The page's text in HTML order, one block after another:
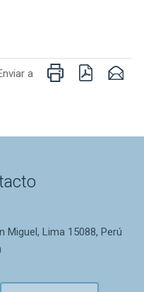
a ImprimirPDF Email
Miguel, Lima 15088, Perú